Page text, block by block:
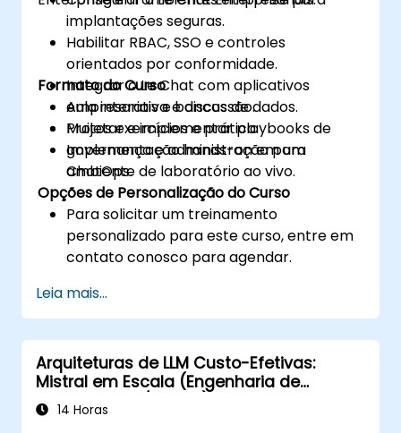
implantações seguras.
Habilitar RBAC, SSO e controles
orientados por conformidade.
Integrar o Le Chat com aplicativos
empresariais e bancos de dados.
Projetar e implementar playbooks de
governança e administração para
ChatOps.
Formato do Curso
Aula interativa e discussão.
Muitos exercícios e prática.
Implementação hands-on em um
ambiente de laboratório ao vivo.
Opções de Personalização do Curso
Para solicitar um treinamento
personalizado para este curso, entre em
contato conosco para agendar.
Leia mais...
Arquiteturas de LLM Custo-Efetivas:
Mistral em Escala (Engenharia de
Performance / Custo)
14 Horas